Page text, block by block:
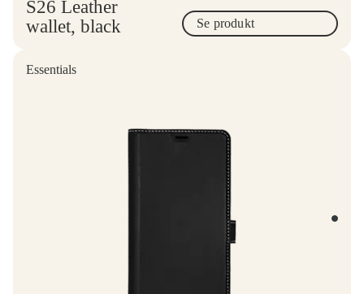
S26 Leather
wallet, black
Se produkt
Essentials